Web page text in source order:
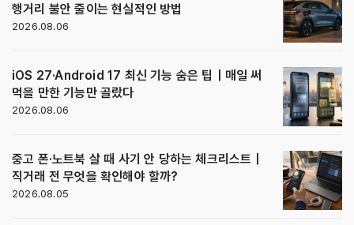
행거리 불안 줄이는 현실적인 방법
2026.08.06
iOS 27·Android 17 최신 기능 숨은 팁｜매일 써
먹을 만한 기능만 골랐다
2026.08.06
중고 폰·노트북 살 때 사기 안 당하는 체크리스트｜
직거래 전 무엇을 확인해야 할까?
2026.08.05